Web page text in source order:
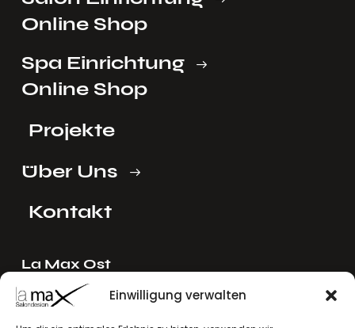
Einwilligung verwalten
Online Shop
Spa Einrichtung
Online Shop
Projekte
Über Uns
Kontakt
La Max Ost
Ing. Reinhard Mayer e.U.
Stadlgasse 4